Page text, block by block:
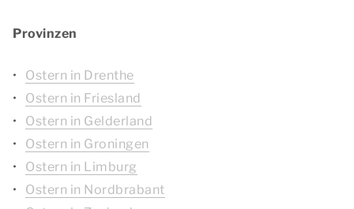
Provinzen
Ostern in Drenthe
Ostern in Friesland
Ostern in Gelderland
Ostern in Groningen
Ostern in Limburg
Ostern in Nordbrabant